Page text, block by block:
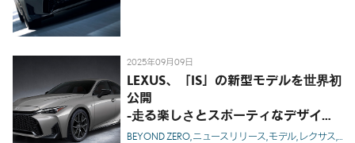
2025年09月09日
LEXUS、「IS」の新型モデルを世界初
公開
-走る楽しさとスポーティなデザイン
を追求し続けてきたコンパクトFRス
BEYOND ZERO ニュースリリース モデル レクサス